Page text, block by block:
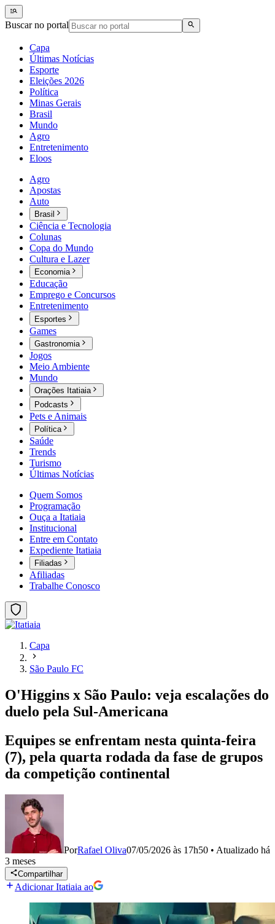
Buscar no portal
Capa
Últimas Notícias
Esporte
Eleições 2026
Política
Minas Gerais
Brasil
Mundo
Agro
Entretenimento
Eloos
Agro
Apostas
Auto
Brasil
Ciência e Tecnologia
Colunas
Copa do Mundo
Cultura e Lazer
Economia
Educação
Emprego e Concursos
Entretenimento
Esportes
Games
Gastronomia
Jogos
Meio Ambiente
Mundo
Orações Itatiaia
Podcasts
Pets e Animais
Política
Saúde
Trends
Turismo
Últimas Notícias
Quem Somos
Programação
Ouça a Itatiaia
Institucional
Entre em Contato
Expediente Itatiaia
Filiadas
Afiliadas
Trabalhe Conosco
Capa
São Paulo FC
O'Higgins x São Paulo: veja escalações do
duelo pela Sul-Americana
Equipes se enfrentam nesta quinta-feira
(7), pela quarta rodada da fase de grupos
da competição continental
PorRafael Oliva07/05/2026 às 17h50 • Atualizado há
3 meses
Compartilhar
Adicionar Itatiaia ao